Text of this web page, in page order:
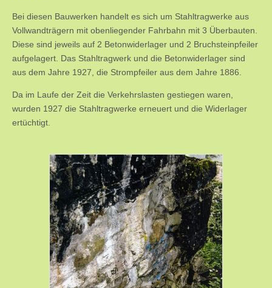
Bei diesen Bauwerken handelt es sich um Stahltragwerke aus
Vollwandträgern mit obenliegender Fahrbahn mit 3 Überbauten.
Diese sind jeweils auf 2 Betonwiderlager und 2 Bruchsteinpfeiler
aufgelagert. Das Stahltragwerk und die Betonwiderlager sind
aus dem Jahre 1927, die Strompfeiler aus dem Jahre 1886.
Da im Laufe der Zeit die Verkehrslasten gestiegen waren,
wurden 1927 die Stahltragwerke erneuert und die Widerlager
ertüchtigt.